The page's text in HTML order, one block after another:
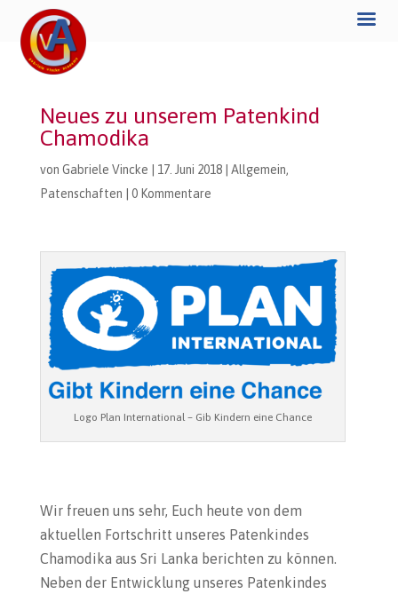
Neues zu unserem Patenkind
Chamodika
von Gabriele Vincke 17. Juni 2018| Allgemein,
Patenschaften
0 Kommentare
Logo Plan International – Gib Kindern eine Chance
Wir freuen uns sehr, Euch heute von dem
aktuellen Fortschritt unseres Patenkindes
Chamodika aus Sri Lanka berichten zu können.
Neben der Entwicklung unseres Patenkindes